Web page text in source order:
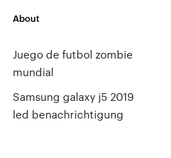
About
Juego de futbol zombie
mundial
Samsung galaxy j5 2019
led benachrichtigung